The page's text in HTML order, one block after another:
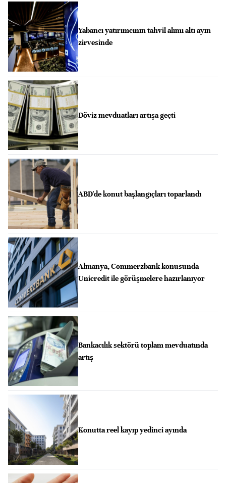
Yabancı yatırımcının tahvil alımı altı ayın
zirvesinde
Döviz mevduatları artışa geçti
ABD'de konut başlangıçları toparlandı
Almanya, Commerzbank konusunda
Unicredit ile görüşmelere hazırlanıyor
Bankacılık sektörü toplam mevduatında
artış
Konutta reel kayıp yedinci ayında